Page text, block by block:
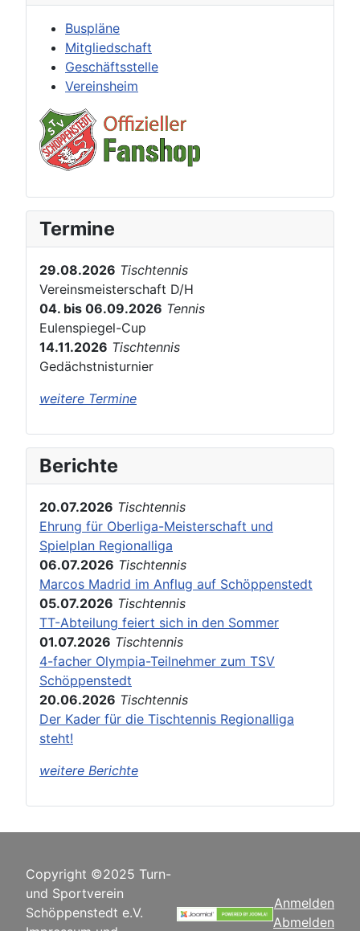
Buspläne
Mitgliedschaft
Geschäftsstelle
Vereinsheim
Termine
29.08.2026 Tischtennis
Vereinsmeisterschaft D/H
04. bis 06.09.2026 Tennis
Eulenspiegel-Cup
14.11.2026 Tischtennis
Gedächstnisturnier
weitere Termine
Berichte
20.07.2026 Tischtennis
Ehrung für Oberliga-Meisterschaft und
Spielplan Regionalliga
06.07.2026 Tischtennis
Marcos Madrid im Anflug auf Schöppenstedt
05.07.2026 Tischtennis
TT-Abteilung feiert sich in den Sommer
01.07.2026 Tischtennis
4-facher Olympia-Teilnehmer zum TSV
Schöppenstedt
20.06.2026 Tischtennis
Der Kader für die Tischtennis Regionalliga
steht!
weitere Berichte
Copyright ©2025 Turn-
und Sportverein
Schöppenstedt e.V.
Anmelden
Abmelden